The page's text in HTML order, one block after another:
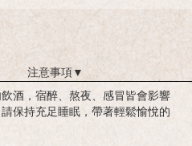
注意事項 ▼
酒，宿醉、熬夜、感冒皆會影響
保持充足睡眠，帶著輕鬆愉悅的